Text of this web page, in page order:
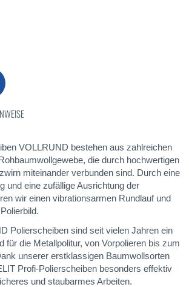
VOLLRUND bestehen aus zahlreichen
die durch hochwertigen
miteinander verbunden sind. Durch eine
und eine zufällige Ausrichtung der
wir einen vibrationsarmen Rundlauf und
Polierscheiben sind seit vielen Jahren ein
für die Metallpolitur, von Vorpolieren bis zum
unserer erstklassigen Baumwollsorten
Profi-Polierscheiben besonders effektiv
und staubarmes Arbeiten.